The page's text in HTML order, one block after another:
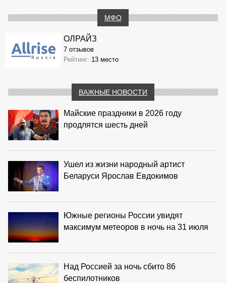
МФО
ОЛРАЙЗ
7 отзывов
Рейтинг: 13 место
ВАЖНЫЕ НОВОСТИ
Майские праздники в 2026 году
продлятся шесть дней
Ушел из жизни народный артист
Беларуси Ярослав Евдокимов
Южные регионы России увидят
максимум метеоров в ночь на 31 июля
Над Россией за ночь сбито 86
беспилотников